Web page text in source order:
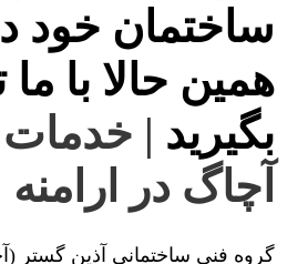
ساختمان خود
همین حالا با
بگیرید |
آچاگ در ارامنه
گروه فنی ساختمانی آذین گستر